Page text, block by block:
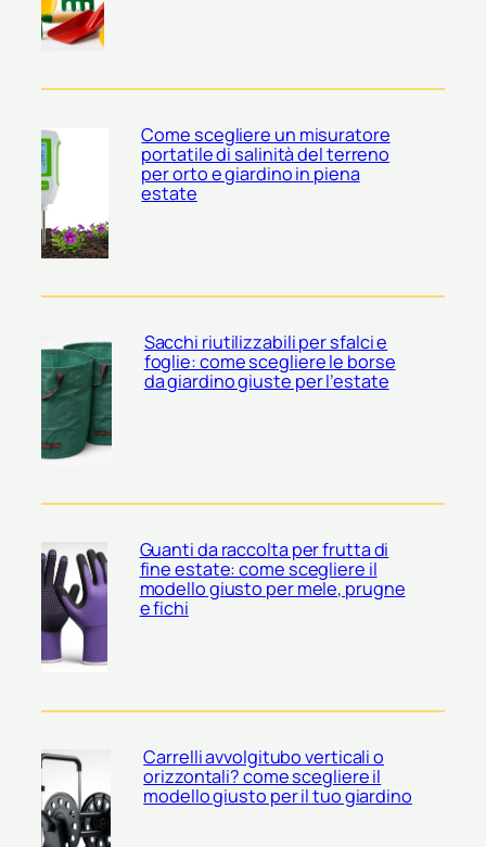
Come scegliere un misuratore
portatile di salinità del terreno
per orto e giardino in piena
estate
Sacchi riutilizzabili per sfalci e
foglie: come scegliere le borse
da giardino giuste per l’estate
Guanti da raccolta per frutta di
fine estate: come scegliere il
modello giusto per mele, prugne
e fichi
Carrelli avvolgitubo verticali o
orizzontali? come scegliere il
modello giusto per il tuo giardino